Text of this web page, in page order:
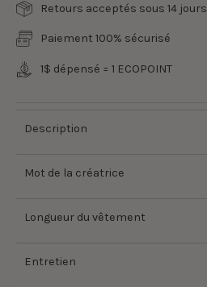
Retours acceptés sous 14 jours
Paiement 100% sécurisé
1$ dépensé = 1 ECOPOINT
Description
Mot de la créatrice
Longueur du vêtement
Entretien